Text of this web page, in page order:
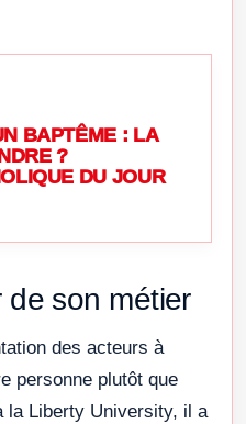
BAPTÊME : LA
?
DU JOUR
son métier
des acteurs à
personne plutôt que
la Liberty University, il a